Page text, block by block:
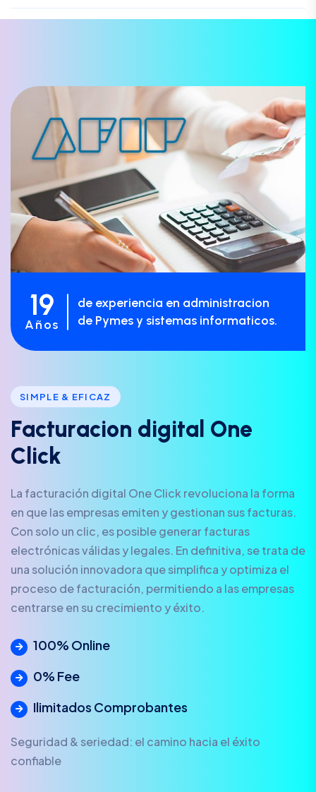
19
Años
de experiencia en administracion
de Pymes y sistemas informaticos.
SIMPLE & EFICAZ
Facturacion d igita One
C ick
La facturación digital One Click revoluciona la forma
en que las empresas emiten y gestionan sus facturas.
Con solo un clic, es posible generar facturas
electrónicas válidas y legales. En definitiva, se trata de
una solución innovadora que simplifica y optimiza el
proceso de facturación, permitiendo a las empresas
centrarse en su crecimiento y éxito.
100% Online
0% Fee
Ilimitados Comprobantes
Seguridad & seriedad: el camino hacia el éxito
confiable